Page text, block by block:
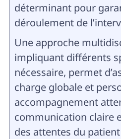
déterminant pour
déroulement de
Une approche
impliquant différents
nécessaire, permet
charge globale et
accompagnement
communication claire
des attentes du